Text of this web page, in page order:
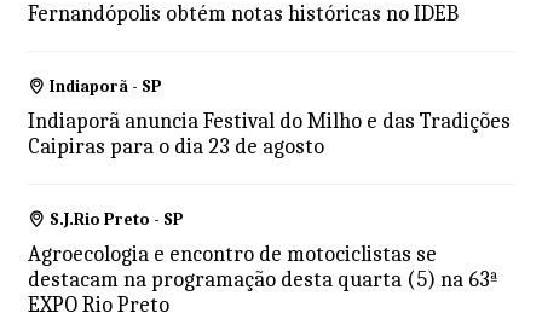
Fernandópolis obtém notas históricas no IDEB
Indiaporã - SP
Indiaporã anuncia Festival do Milho e das Tradições
Caipiras para o dia 23 de agosto
S.J.Rio Preto - SP
Agroecologia e encontro de motociclistas se
destacam na programação desta quarta (5) na 63ª
EXPO Rio Preto